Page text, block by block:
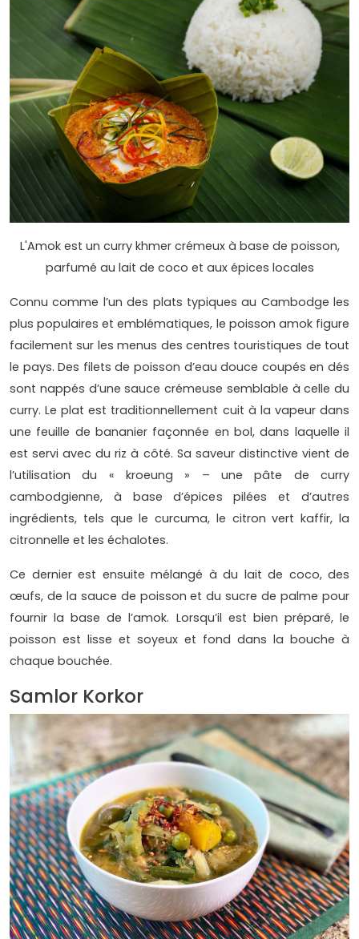
L'Amok est un curry khmer crémeux à base de poisson,
parfumé au lait de coco et aux épices locales
Connu comme l’un des plats typiques au Cambodge les
plus populaires et emblématiques, le poisson amok figure
facilement sur les menus des centres touristiques de tout
le pays. Des filets de poisson d’eau douce coupés en dés
sont nappés d’une sauce crémeuse semblable à celle du
curry. Le plat est traditionnellement cuit à la vapeur dans
une feuille de bananier façonnée en bol, dans laquelle il
est servi avec du riz à côté. Sa saveur distinctive vient de
l’utilisation du « kroeung » – une pâte de curry
cambodgienne, à base d’épices pilées et d’autres
ingrédients, tels que le curcuma, le citron vert kaffir, la
citronnelle et les échalotes.
Ce dernier est ensuite mélangé à du lait de coco, des
œufs, de la sauce de poisson et du sucre de palme pour
fournir la base de l’amok. Lorsqu’il est bien préparé, le
poisson est lisse et soyeux et fond dans la bouche à
chaque bouchée.
Samlor Korkor